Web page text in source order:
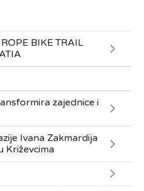
BIKE TRAIL
zajednice i
Ivana Zakmardija
Križevcima